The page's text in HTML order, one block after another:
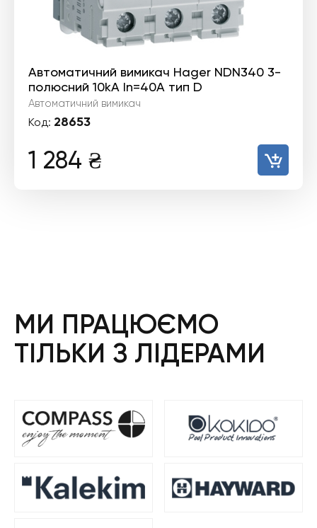
Автоматичний вимикач Hager NDN340 3-
полюсний 10kA In=40А тип D
Автоматичний вимикач
Код: 28653
1 284 ₴
МИ ПРАЦЮЄМО
ТІЛЬКИ З ЛІДЕРАМИ